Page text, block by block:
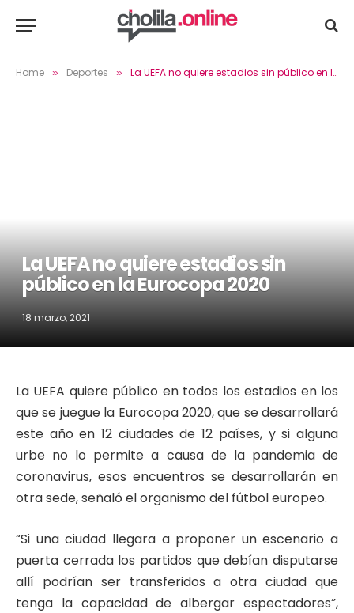
Home » Deportes » La UEFA no quiere estadios sin público en la Eurocopa 2020
La UEFA no quiere estadios sin
público en la Eurocopa 2020
18 marzo, 2021
La UEFA quiere público en todos los estadios en los
que se juegue la Eurocopa 2020, que se desarrollará
este año en 12 ciudades de 12 países, y si alguna
urbe no lo permite a causa de la pandemia de
coronavirus, esos encuentros se desarrollarán en
otra sede, señaló el organismo del fútbol europeo.
“Si una ciudad llegara a proponer un escenario a
puerta cerrada los partidos que debían disputarse
allí podrían ser transferidos a otra ciudad que
tenga la capacidad de albergar espectadores”,